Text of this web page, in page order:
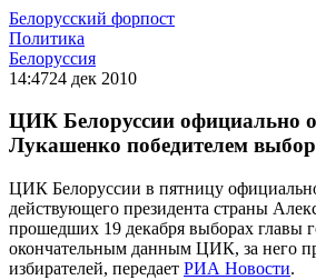
Белорусский форпост
Политика
Белоруссия
14:4724 дек 2010
ЦИК Белоруссии официально
Лукашенко победителем
ЦИК Белоруссии в пятницу
действующего президента страны
прошедших 19 декабря выборах главы
окончательным данным ЦИК, за него
избирателей, передает РИА Новости.